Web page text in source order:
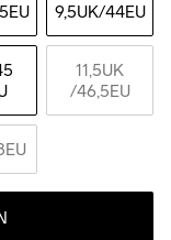
9,5UK/44EU
11,5UK
/46,5EU